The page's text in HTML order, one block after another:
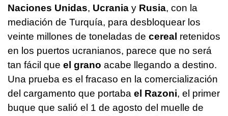
Naciones Unidas, Ucrania y Rusia, con la
mediación de Turquía, para desbloquear los
veinte millones de toneladas de cereal retenidos
en los puertos ucranianos, parece que no será
tan fácil que el grano acabe llegando a destino.
Una prueba es el fracaso en la comercialización
del cargamento que portaba el Razoni, el primer
buque que salió el 1 de agosto del muelle de